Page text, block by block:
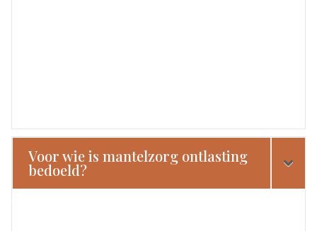
Voor wie is mantelzorg ontlasting
bedoeld?